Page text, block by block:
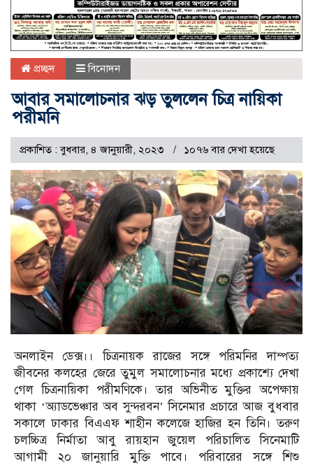
প্রচ্ছদ বিনোদন
আবার সমালোচনার ঝড় তুললেন চিত্র নায়িকা
পরীমনি
প্রকাশিত : বুধবার, ৪ জানুয়ারী, ২০২৩ ১০৭৬ বার দেখা হয়েছে
অনলাইন ডেক্স।। চিত্রনায়ক রাজের সঙ্গে পরিমনির দাম্পত্য
জীবনের কলহের জেরে তুমুল সমালোচনার মধ্যে প্রকাশ্যে দেখা
গেল চিত্রনায়িকা পরীমণিকে। তার অভিনীত মুক্তির অপেক্ষায়
থাকা ‘অ্যাডভেঞ্চার অব সুন্দরবন’ সিনেমার প্রচারে আজ বুধবার
সকালে ঢাকার বিএএফ শাহীন কলেজে হাজির হন তিনি। তরুণ
চলচ্চিত্র নির্মাতা আবু রায়হান জুয়েল পরিচালিত সিনেমাটি
আগামী ২০ জানুয়ারি মুক্তি পাবে। পরিবারের সঙ্গে শিশু